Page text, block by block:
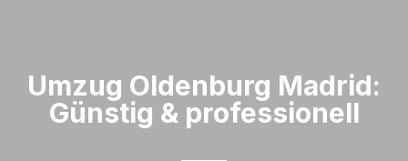
Umzug Oldenburg​ Madrid:
Günstig & professionell​